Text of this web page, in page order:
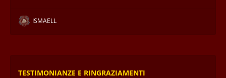
ISMAELL
TESTIMONIANZE E RINGRAZIAMENTI